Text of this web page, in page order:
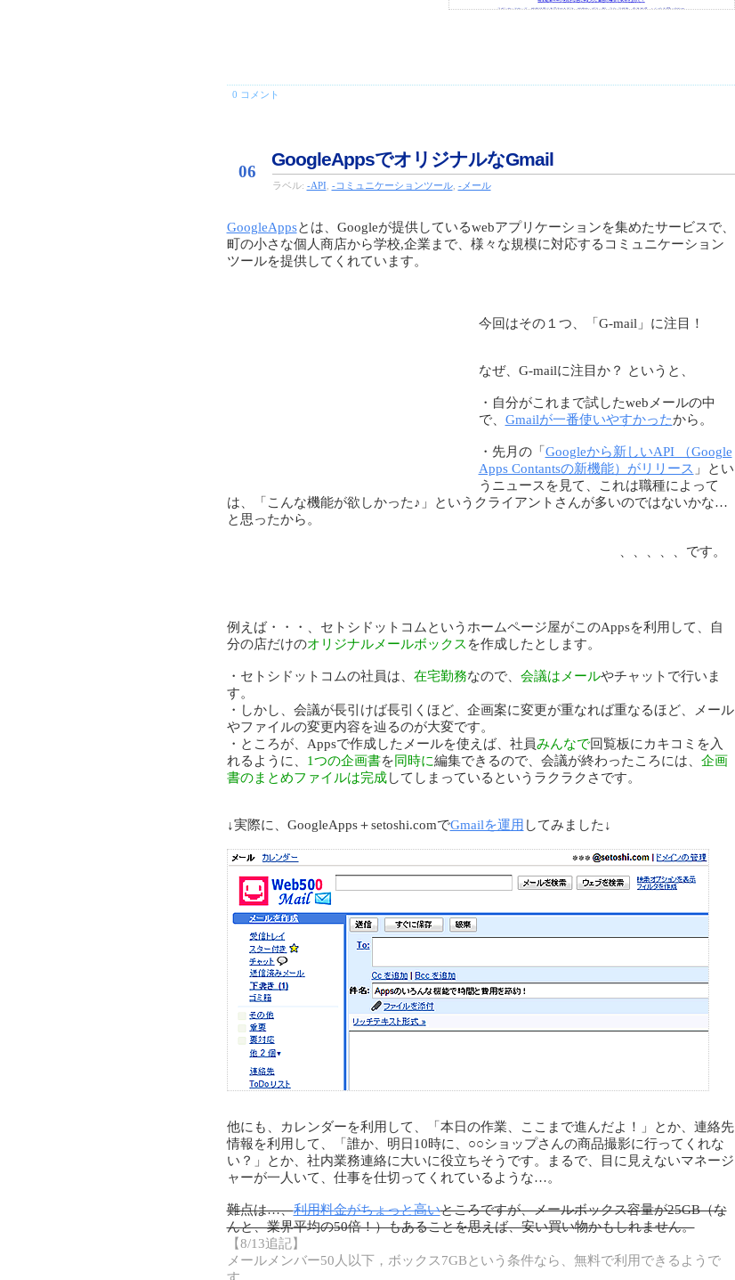
0 コメント
06
GoogleAppsでオリジナルなGmail
ラベル: -API -コミュニケーションツール, -メール
GoogleAppsとは、Googleが提供しているwebアプリケーションを集めたサービスで、
町の小さな個人商店から学校,企業まで、様々な規模に対応するコミュニケーション
ツールを提供してくれています。
今回はその１つ、「G-mail」に注目！
なぜ、G-mailに注目か？ というと、
・自分がこれまで試したwebメールの中
で、 Gmailが一番使いやすかったから。
・先月の「 Googleから新しいAPI （Google
Apps Contantsの新機能）がリリース 」とい
うニュースを見て、これは職種によって
は、「こんな機能が欲しかった♪」というクライアントさんが多いのではないかな…
と思ったから。
、、、、、です。
例えば・・・、セトシドットコムというホームページ屋がこのAppsを利用して、自
分の店だけのオリジナルメールボックス を作成したとします。
・セトシドットコムの社員は、 在宅勤務なので、 会議はメールやチャットで行いま
す。
・しかし、会議が長引けば長引くほど、企画案に変更が重なれば重なるほど、メール
やファイルの変更内容を辿るのが大変です。
・ところが、Appsで作成したメールを使えば、社員みんなで回覧板にカキコミを入
れるように、 1つの企画書を同時に編集できるので、会議が終わったころには、 企画
書のまとめファイルは完成してしまっているというラクラクさです。
↓実際に、GoogleApps＋setoshi.comでGmailを運用 してみました↓
他にも、カレンダーを利用して、「本日の作業、ここまで進んだよ！」とか、連絡先
情報を利用して、「誰か、明日10時に、○○ショップさんの商品撮影に行ってくれな
い？」とか、社内業務連絡に大いに役立ちそうです。まるで、目に見えないマネージ
ャーが一人いて、仕事を仕切ってくれているような…。
難点は…、利用料金がちょっと高いところですが、メールボックス容量が25GB（な
んと、業界平均の50倍！）もあることを思えば、安い買い物かもしれません。
【8/13追記】
メールメンバー50人以下，ボックス7GBという条件なら、無料で利用できるようで